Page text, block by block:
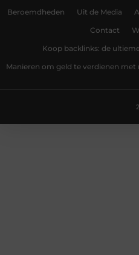
Beroemdheden Uit de Media
Contact
Koop backlinks: de
Manieren om geld te verdienen